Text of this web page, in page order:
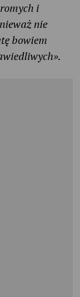
i
nie
bowiem